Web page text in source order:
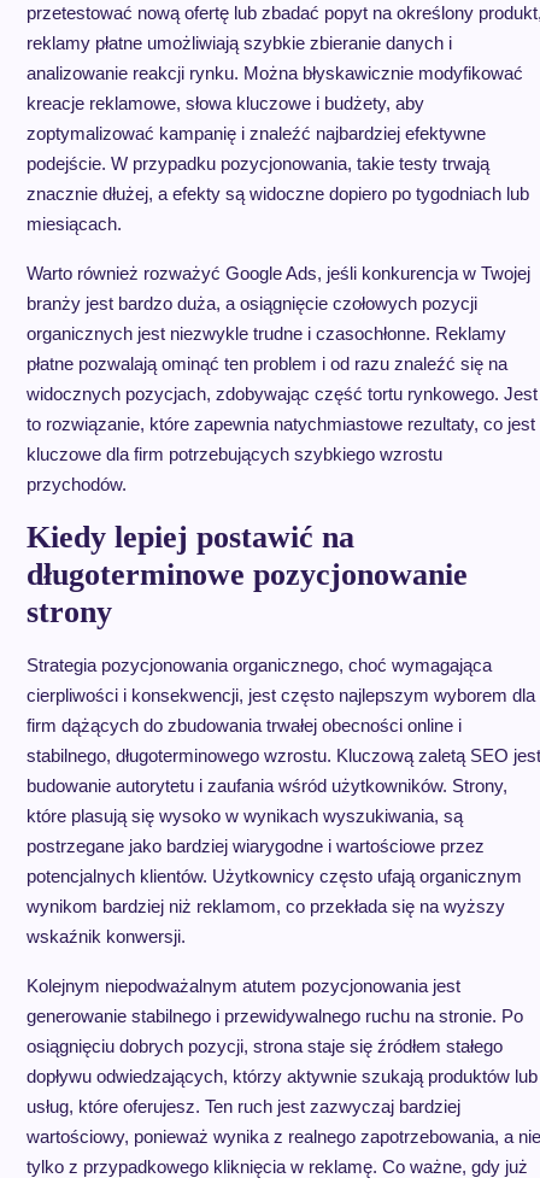
przetestować nową ofertę lub zbadać popyt na określony
reklamy płatne umożliwiają szybkie zbieranie danych i
analizowanie reakcji rynku. Można błyskawicznie modyfikować
kreacje reklamowe, słowa kluczowe i budżety, aby
zoptymalizować kampanię i znaleźć najbardziej efektywne
podejście. W przypadku pozycjonowania, takie testy trwają
znacznie dłużej, a efekty są widoczne dopiero po tygodniach lub
miesiącach.
Warto również rozważyć Google Ads, jeśli konkurencja w Twojej
branży jest bardzo duża, a osiągnięcie czołowych pozycji
organicznych jest niezwykle trudne i czasochłonne. Reklamy
płatne pozwalają ominąć ten problem i od razu znaleźć się na
widocznych pozycjach, zdobywając część tortu rynkowego. Jest
to rozwiązanie, które zapewnia natychmiastowe rezultaty, co jest
kluczowe dla firm potrzebujących szybkiego wzrostu
przychodów.
Kiedy lepiej postawić na
długoterminowe pozycjonowanie
strony
Strategia pozycjonowania organicznego, choć wymagająca
cierpliwości i konsekwencji, jest często najlepszym wyborem dla
firm dążących do zbudowania trwałej obecności online i
stabilnego, długoterminowego wzrostu. Kluczową zaletą SEO jest
budowanie autorytetu i zaufania wśród użytkowników. Strony,
które plasują się wysoko w wynikach wyszukiwania, są
postrzegane jako bardziej wiarygodne i wartościowe przez
potencjalnych klientów. Użytkownicy często ufają organicznym
wynikom bardziej niż reklamom, co przekłada się na wyższy
wskaźnik konwersji.
Kolejnym niepodważalnym atutem pozycjonowania jest
generowanie stabilnego i przewidywalnego ruchu na stronie. Po
osiągnięciu dobrych pozycji, strona staje się źródłem stałego
dopływu odwiedzających, którzy aktywnie szukają produktów lub
usług, które oferujesz. Ten ruch jest zazwyczaj bardziej
wartościowy, ponieważ wynika z realnego zapotrzebowania, a nie
tylko z przypadkowego kliknięcia w reklamę. Co ważne, gdy już